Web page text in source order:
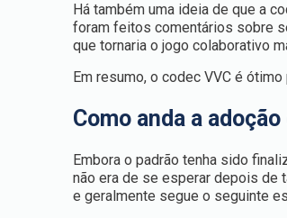
Há também uma ideia de que a
foram feitos comentários sobre
que tornaria o jogo colaborativo
Em resumo, o codec VVC é
Como anda a adoção
Embora o padrão tenha sido
não era de se esperar depois de
e geralmente segue o seguinte